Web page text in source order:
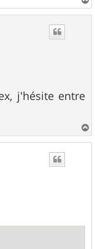
a
j'hésite entre
a